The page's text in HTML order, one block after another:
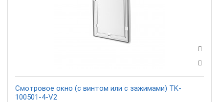
Смотровое окно (c винтом или с зажимами) TK-
100501-4-V2